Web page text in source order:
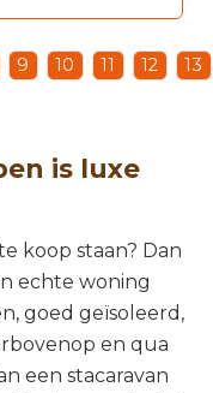
9 10 11 12 13
is luxe
koop staan? Dan
echte woning
goed geïsoleerd,
en qua
een stacaravan